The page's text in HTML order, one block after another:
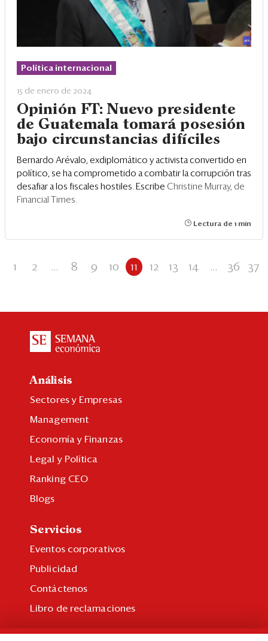
Política internacional
15 de enero de 2024
Opinión FT: Nuevo presidente
de Guatemala tomará posesión
bajo circunstancias difíciles
Bernardo Arévalo, exdiplomático y activista convertido en
político, se ha comprometido a combatir la corrupción tras
desafiar a los fiscales hostiles. Escribe Christine Murray, de
Financial Times.
Lectura de 1 min
1 2 ... 8 9 10 11 12 13 14 ... 36 37
Análisis
Sectores y Empresas
Management
Economía y Finanzas
Legal y Política
Ranking CEO
Blogs
Servicios
Eventos corporativos
Publicidad
Contáctenos
Libro de reclamaciones